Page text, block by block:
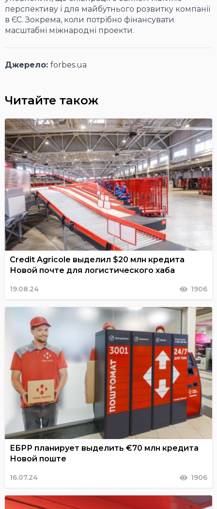
перспективу і для майбутнього розвитку компанії
в ЄС. Зокрема, коли потрібно фінансувати
масштабні міжнародні проекти.
Джерело: forbes.ua
Читайте також
Credit Agricole выделил $20 млн кредита
Новой почте для логистического хаба
19.08.24 1906
ЕБРР планирует выделить €70 млн кредита
Новой поште
16.07.24 1906